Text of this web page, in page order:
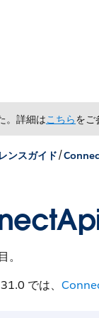
。詳細はこちらをご
ンスガイド/
。
では、